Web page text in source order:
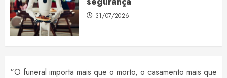
31/07/2026
“O funeral importa mais que o morto, o casamento mais que